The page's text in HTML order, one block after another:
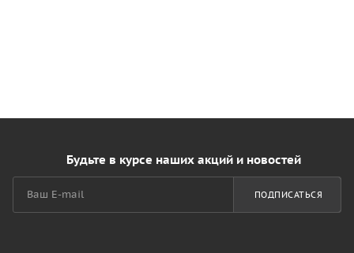
Будьте в курсе наших акций и новостей
ПОДПИСАТЬСЯ